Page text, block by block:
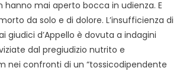
hanno mai aperto bocca in udienza. E
da solo e di dolore. L’insufficienza di
giudici d’Appello è dovuta a indagini
dal pregiudizio nutrito e
nei confronti di un “tossicodipendente